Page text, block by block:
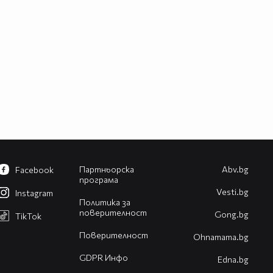
Партньорска
програма
Политика за
поверителност
Поверителност
GDPR Инфо
Facebook
Instagram
TikTok
Abv.bg
Vesti.bg
Gong.bg
Оhnamama.bg
Edna.bg